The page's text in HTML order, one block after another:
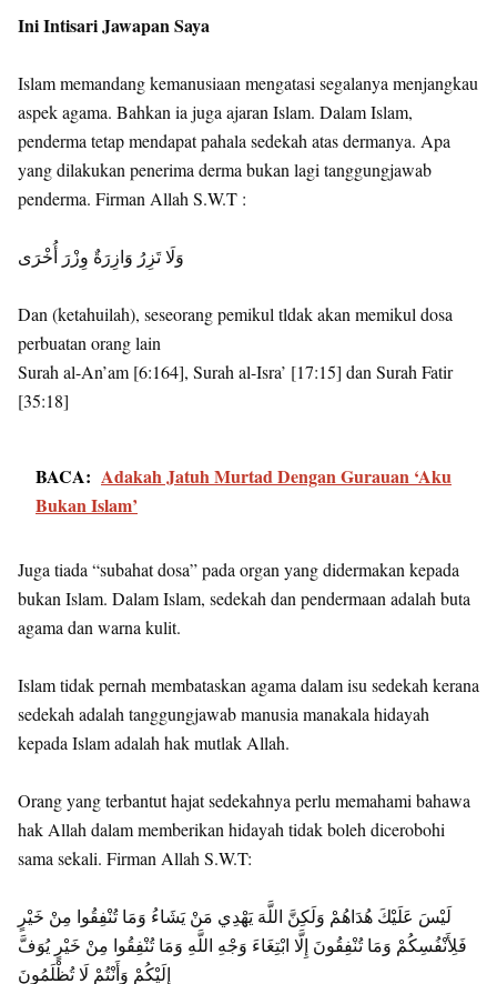
Ini Intisari Jawapan Saya
Islam memandang kemanusiaan mengatasi segalanya menjangkau
aspek agama. Bahkan ia juga ajaran Islam. Dalam Islam,
penderma tetap mendapat pahala sedekah atas dermanya. Apa
yang dilakukan penerima derma bukan lagi tanggungjawab
penderma. Firman Allah S.W.T :
وَلَا تَزِرُ وَازِرَةٌ وِزْرَ أُخْرَى
Dan (ketahuilah), seseorang pemikul tldak akan memikul dosa
perbuatan orang lain
Surah al-An’am [6:164], Surah al-Isra’ [17:15] dan Surah Fatir
[35:18]
BACA: Adakah Jatuh Murtad Dengan Gurauan ‘Aku
Bukan Islam’
Juga tiada “subahat dosa” pada organ yang didermakan kepada
bukan Islam. Dalam Islam, sedekah dan pendermaan adalah buta
agama dan warna kulit.
Islam tidak pernah membataskan agama dalam isu sedekah kerana
sedekah adalah tanggungjawab manusia manakala hidayah
kepada Islam adalah hak mutlak Allah.
Orang yang terbantut hajat sedekahnya perlu memahami bahawa
hak Allah dalam memberikan hidayah tidak boleh dicerobohi
sama sekali. Firman Allah S.W.T:
لَيْسَ عَلَيْكَ هُدَاهُمْ وَلَكِنَّ اللَّهَ يَهْدِي مَنْ يَشَاءُ وَمَا تُنْفِقُوا مِنْ خَيْرٍ
فَلِأَنْفُسِكُمْ وَمَا تُنْفِقُونَ إِلَّا ابْتِغَاءَ وَجْهِ اللَّهِ وَمَا تُنْفِقُوا مِنْ خَيْرٍ يُوَفَّ
إِلَيْكُمْ وَأَنْتُمْ لَا تُظْلَمُونَ